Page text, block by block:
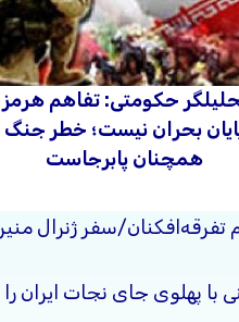
حکومتی: تفاهم هرمز
بحران نیست؛ خطر جنگ
همچنان پابرجاست
تفرقه‌افکنان/سفر ژنرال منیر
پهلوی جای نجات ایران را